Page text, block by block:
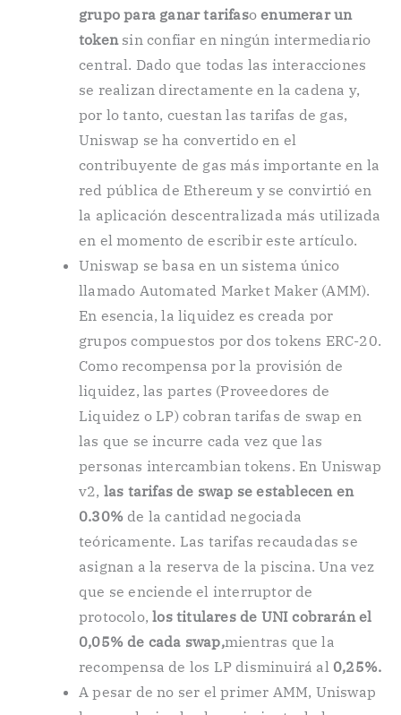
grupo para ganar tarifasoenumerar un
tokensin confiar en ningún intermediario
central. Dado que todas las interacciones
se realizan directamente en la cadena y,
por lo tanto, cuestan las tarifas de gas,
Uniswap se ha convertido en el
contribuyente de gas más importante en la
red pública de Ethereum y se convirtió en
la aplicación descentralizada más utilizada
en el momento de escribir este artículo.
Uniswap se basa en un sistema único
llamado Automated Market Maker (AMM).
En esencia, la liquidez es creada por
grupos compuestos por dos tokens ERC-20.
Como recompensa por la provisión de
liquidez, las partes (Proveedores de
Liquidez o LP) cobran tarifas de swap en
las que se incurre cada vez que las
personas intercambian tokens. En Uniswap
v2, las tarifas de swap se establecen en
0.30% de la cantidad negociada
teóricamente. Las tarifas recaudadas se
asignan a la reserva de la piscina. Una vez
que se enciende el interruptor de
protocolo,los titulares de UNI cobrarán el
0,05% de cada swap,mientras que la
recompensa de los LP disminuirá al 0,25%.
A pesar de no ser el primer AMM, Uniswap